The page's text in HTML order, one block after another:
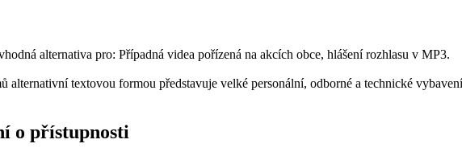
alternativa pro: Případná videa pořízená na akcích obce, hlášení rozhlasu v MP3.
alternativní textovou formou představuje velké personální, odborné a technické
o přístupnosti